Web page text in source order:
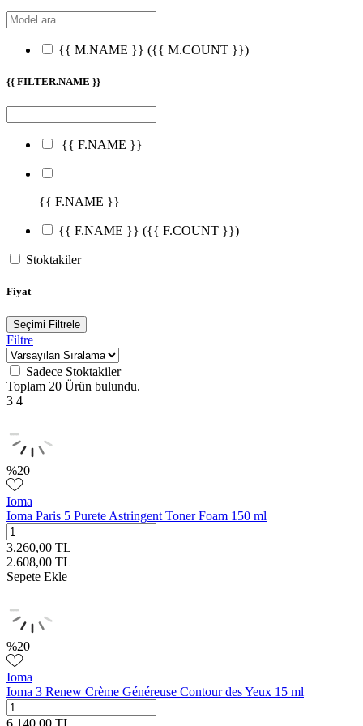
{{ M.NAME }} ({{ M.COUNT }})
{{ FILTER.NAME }}
{{ F.NAME }}
{{ F.NAME }}
{{ F.NAME }} ({{ F.COUNT }})
Stoktakiler
Fiyat
Seçimi Filtrele
Filtre
Sadece Stoktakiler
Toplam 20 Ürün bulundu.
3 4
%20
Ioma
Ioma Paris 5 Purete Astringent Toner Foam 150 ml
3.260,00 TL
2.608,00 TL
Sepete Ekle
%20
Ioma
Ioma 3 Renew Crème Généreuse Contour des Yeux 15 ml